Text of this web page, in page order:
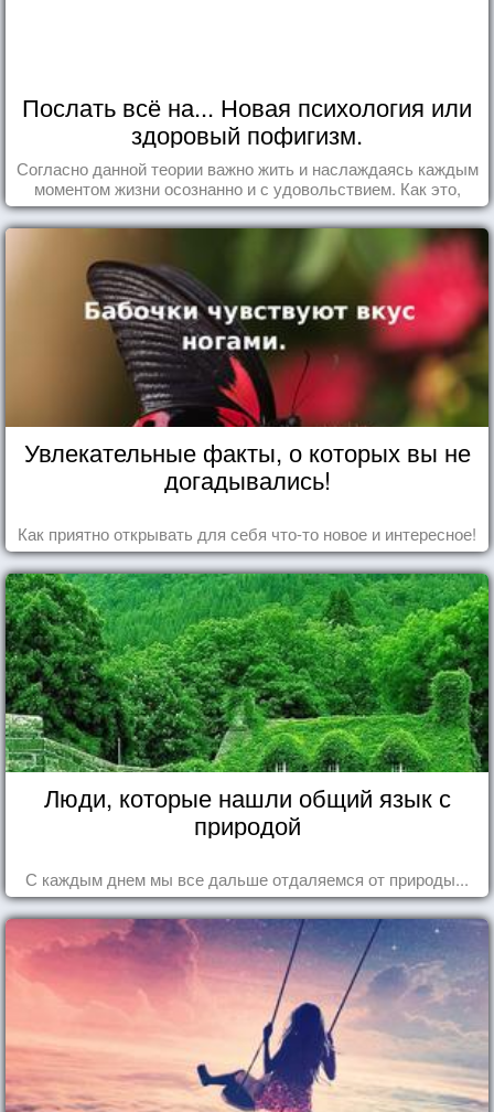
Послать всё на... Новая психология или
здоровый пофигизм.
Согласно данной теории важно жить и наслаждаясь каждым
моментом жизни осознанно и с удовольствием. Как это,
попробуем разобраться на реальных примерах.
Увлекательные факты, о которых вы не
догадывались!
Как приятно открывать для себя что-то новое и интересное!
Люди, которые нашли общий язык с
природой
С каждым днем мы все дальше отдаляемся от природы...